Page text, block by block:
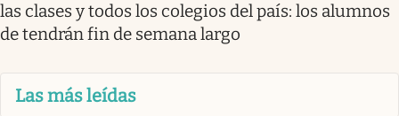
las clases y todos los colegios del país: los alumnos
de tendrán fin de semana largo
Las más leídas